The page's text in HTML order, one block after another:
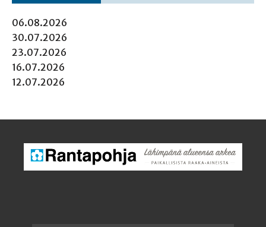
06.08.2026
30.07.2026
23.07.2026
16.07.2026
12.07.2026